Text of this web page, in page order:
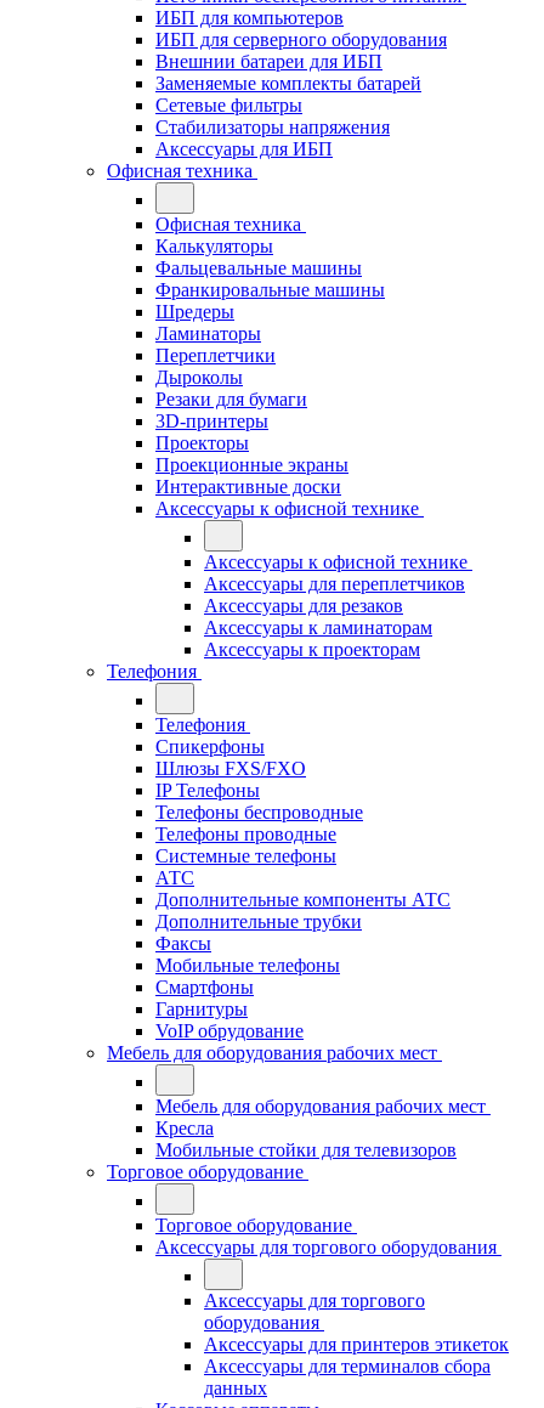
ИБП для компьютеров
ИБП для серверного оборудования
Внешнии батареи для ИБП
Заменяемые комплекты батарей
Сетевые фильтры
Стабилизаторы напряжения
Аксессуары для ИБП
Офисная техника
Офисная техника
Калькуляторы
Фальцевальные машины
Франкировальные машины
Шредеры
Ламинаторы
Переплетчики
Дыроколы
Резаки для бумаги
3D-принтеры
Проекторы
Проекционные экраны
Интерактивные доски
Аксессуары к офисной технике
Аксессуары к офисной технике
Аксессуары для переплетчиков
Аксессуары для резаков
Аксессуары к ламинаторам
Аксессуары к проекторам
Телефония
Телефония
Спикерфоны
Шлюзы FXS/FXO
IP Телефоны
Телефоны беспроводные
Телефоны проводные
Системные телефоны
АТС
Дополнительные компоненты АТС
Дополнительные трубки
Факсы
Мобильные телефоны
Смартфоны
Гарнитуры
VoIP обрудование
Мебель для оборудования рабочих мест
Мебель для оборудования рабочих мест
Кресла
Мобильные стойки для телевизоров
Торговое оборудование
Торговое оборудование
Аксессуары для торгового оборудования
Аксессуары для торгового
оборудования
Аксессуары для принтеров этикеток
Аксессуары для терминалов сбора
данных